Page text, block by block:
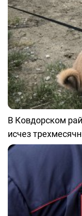
В Ковдорском
исчез